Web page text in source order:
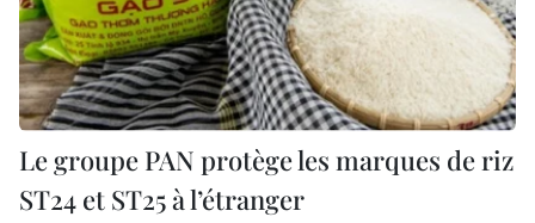
Le groupe PAN protège les marques de riz
ST24 et ST25 à l’étranger